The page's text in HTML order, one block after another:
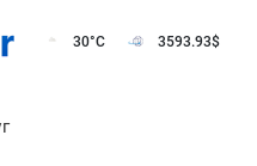
30°C 3593.93$